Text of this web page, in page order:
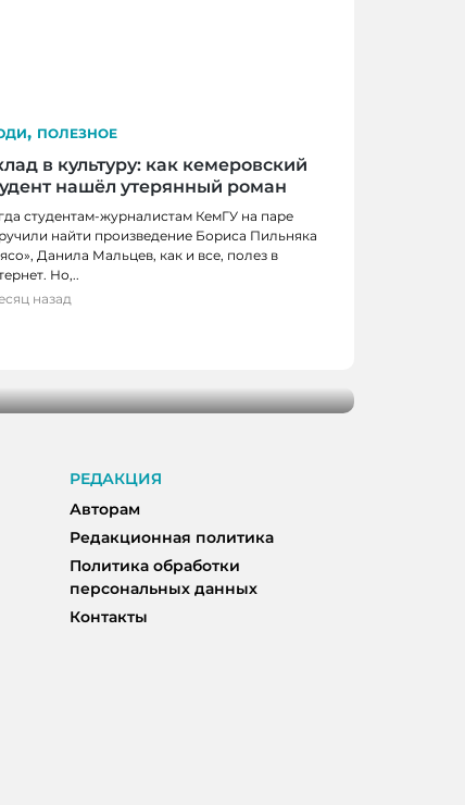
, ПОЛЕЗНОЕ
в культуру: как кемеровский
нашёл утерянный роман
студентам-журналистам КемГУ на паре
найти произведение Бориса Пильняка
Данила Мальцев, как и все, полез в
Но,..
назад
РЕДАКЦИЯ
Авторам
Редакционная политика
Политика обработки
персональных данных
Контакты